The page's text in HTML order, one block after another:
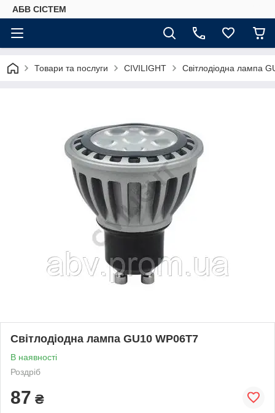
АБВ СІСТЕМ
Товари та послуги CIVILIGHT Світлодіодна лампа
Світлодіодна лампа GU10 WP06T7
В наявності
Роздріб
87 ₴